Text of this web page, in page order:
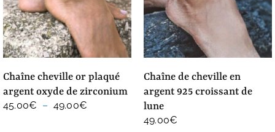
chaîne cheville or plaqué
argent oxyde de zirconium
45.00€ – 49.00€
chaîne de cheville en
argent 925 croissant de
lune
49.00€